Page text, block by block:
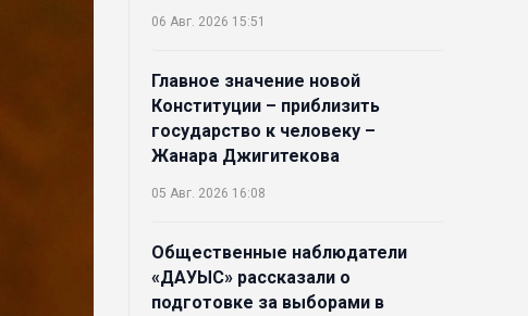
06 Авг. 2026 15:51
Главное значение новой
Конституции – приблизить
государство к человеку –
Жанара Джигитекова
05 Авг. 2026 16:08
Общественные наблюдатели
«ДАУЫС» рассказали о
подготовке за выборами в